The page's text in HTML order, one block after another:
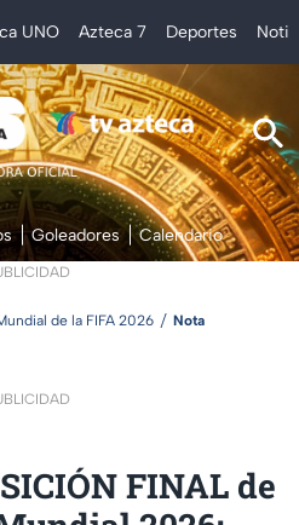
UNO Azteca 7 Deportes
Goleadores Calendario
de la FIFA 2026 Nota
FINAL de